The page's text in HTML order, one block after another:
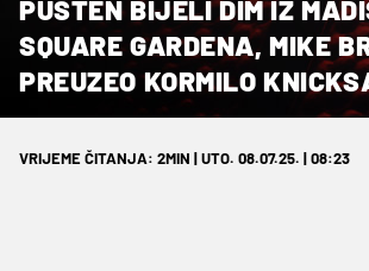
PUŠTEN BIJELI DIM IZ
SQUARE GARDENA, MIKE
PREUZEO KORMILO
VRIJEME ČITANJA: 2MIN | UTO. 08.07.25. | 08:23